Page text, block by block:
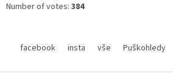
Number of votes: 384
facebook insta vše Puškohledy